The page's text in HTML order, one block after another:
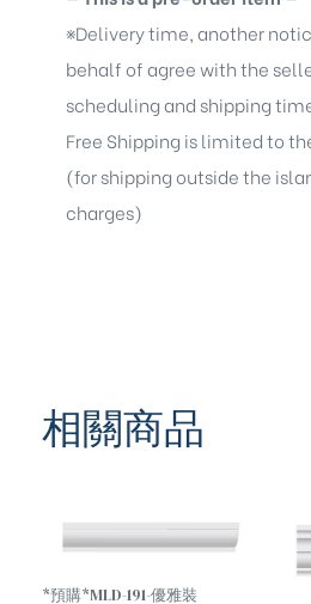
※Delivery time, another
behalf of agree with the
scheduling and shipping
Free Shipping is limited to
(for shipping outside the
charges)
相關商品
*預購*MLD-191-優雅裝